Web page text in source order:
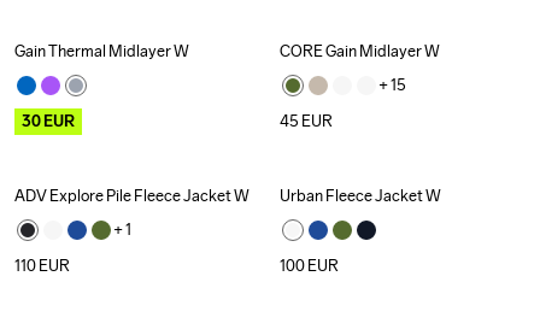
Outlet
Gain Thermal Midlayer W
30EUR
CORE Gain Midlayer W
+ 15
45 EUR
ADV Explore Pile Fleece Jacket W
+ 1
110EUR
Urban Fleece Jacket W
100EUR